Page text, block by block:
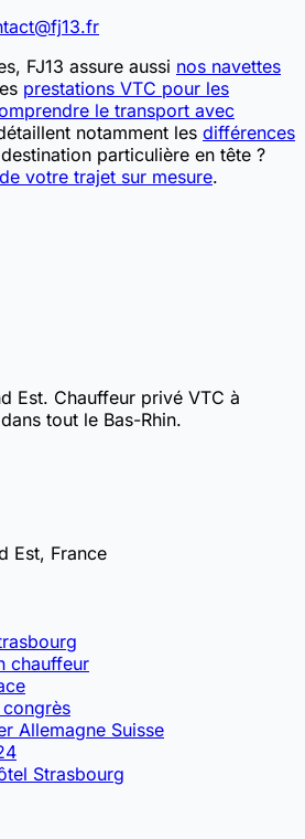
FJ13 assure aussi nos navettes
prestations VTC pour les
le transport avec
notamment les différences
particulière en tête ?
votre trajet sur mesure.
Est. Chauffeur privé VTC à
tout le Bas-Rhin.
Est, France
chauffeur
Allemagne Suisse
Strasbourg